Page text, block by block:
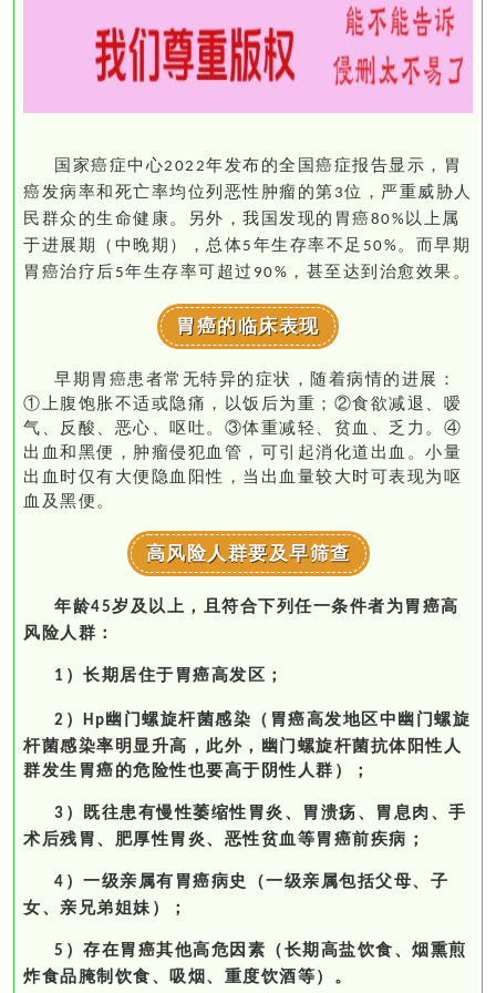
国家癌症中心2022年发布的全国癌症报告显示，胃
癌发病率和死亡率均位列恶性肿瘤的第 3位，严重威胁人
民群众的生命健康。另外， 我国发现的胃癌80% 以上属
于进展期（中晚期），总体5 年生存率不足 50% 。而早期
胃癌治疗后 5年生存率可超过 90% ，甚至达到治愈效果。
胃癌的临床表现
早期胃癌患者常无特异的症状，随着病情的进展：
①上腹饱胀不适或隐痛，以饭后为重；②食欲减退、嗳
气、反酸、恶心、呕吐。③体重减轻、贫血、乏力。④
出血和黑便，肿瘤侵犯血管，可引起消化道出血。小量
出血时仅有大便隐血阳性，当出血量较大时可表现为呕
血及黑便。
高风险人群要及早筛查
年龄45岁及以上，且符合下列任一条件者为胃癌高
风险人群：
1 ）长期居住于胃癌高发区；
2 ） Hp 幽门螺旋杆菌感染（胃癌高发地区中幽门螺旋
杆菌感染率明显升高，此外，幽门螺旋杆菌抗体阳性人
群发生胃癌的危险性也要高于阴性人群）；
3 ）既往患有慢性萎缩性胃炎、胃溃疡、胃息肉、手
术后残胃、肥厚性胃炎、恶性贫血等胃癌前疾病；
4 ）一级亲属有胃癌病史
（一级亲属包括父母、子
女、亲兄弟姐妹）；
5 ）存在胃癌其他高危因素（长期高盐饮食、烟熏煎
炸食品腌制饮食、吸烟、重度饮酒等）。